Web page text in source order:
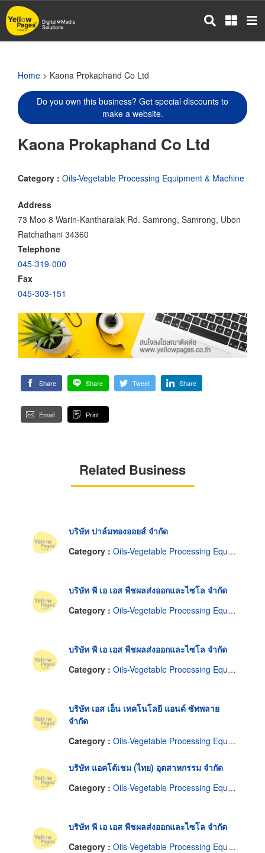
Skip
to
main
Home > Kaona Prokaphand Co Ltd
Do you own this business? Get special discounts to
make a website.
Kaona Prokaphand Co Ltd
Category : Oils-Vegetable Processing Equipment & Machine
Address
73 Moo 8 Warin-Kantharalak Rd. Samrong, Samrong, Ubon
Ratchathani 34360
Telephone
045-319-000
Fax
045-303-151
Share Share Tweet Share
Email Print
Related Business
บริษัท ปาล์มทองออยส์ จำกัด
Category : Oils-Vegetable Processing Equipment & Machine
บริษัท พี เอ เอส พืชผลส่งออกและไซโล จำกัด
Category : Oils-Vegetable Processing Equipment & Machine
บริษัท พี เอ เอส พืชผลส่งออกและไซโล จำกัด
Category : Oils-Vegetable Processing Equipment & Machine
บริษัท เอส เอ็น เทคโนโลยี แอนด์ ซัพพลาย
จำกัด
Category : Oils-Vegetable Processing Equipment & Machine
บริษัท แอคโต้เชม (ไทย) อุตสาหกรรม จำกัด
Category : Oils-Vegetable Processing Equipment & Machine
บริษัท พี เอ เอส พืชผลส่งออกและไซโล จำกัด
Category : Oils-Vegetable Processing Equipment & Machine